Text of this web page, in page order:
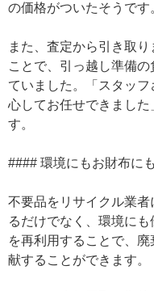
の価格がついたそうです
また、査定から引き取
ことで、引っ越し準備
ていました。「スタッ
心してお任せできました
す。
#### 環境にもお財布に
不要品をリサイクル業
るだけでなく、環境に
を再利用することで、
献することができます。